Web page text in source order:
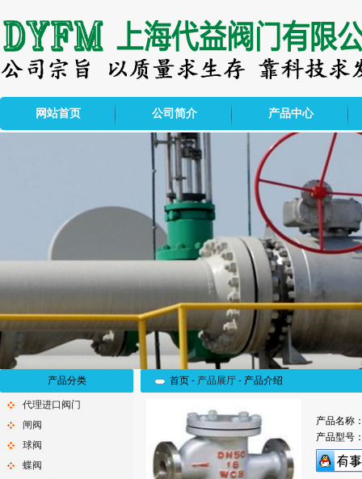
网站首页 公司简介 产品中心
产品分类
代理进口阀门
闸阀
球阀
蝶阀
首页 - 产品展厅 - 产品介绍
产品名称
产品型号